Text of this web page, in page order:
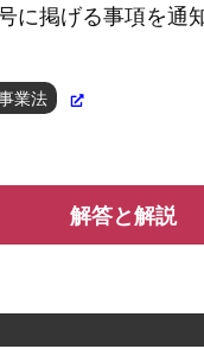
に掲げる事項を通
業法
解答と解説